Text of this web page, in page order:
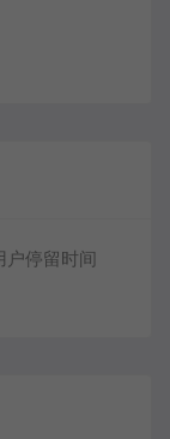
户停留时间